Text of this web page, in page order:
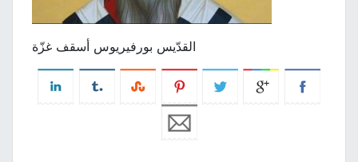
القدّيس بورفيريوس أسقف غزّة